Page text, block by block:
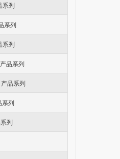
系列
系列
系列
品系列
品系列
系列
列